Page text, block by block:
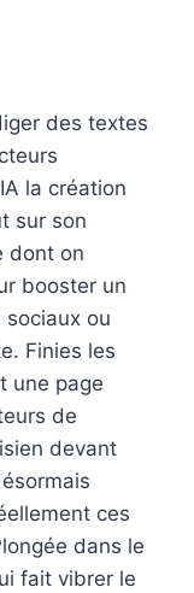
des textes
la création
sur son
dont on
booster un
ou
Finies les
une page
de
devant
ces
dans le
fait vibrer le